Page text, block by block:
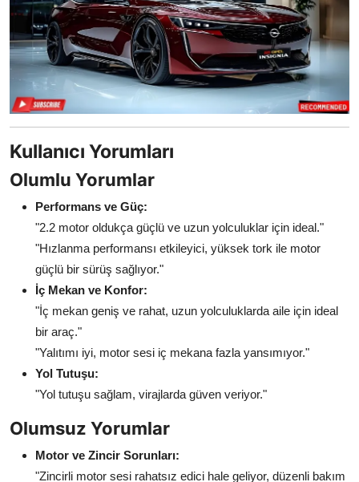
Kullanıcı Yorumları
Olumlu Yorumlar
Performans ve Güç:
"2.2 motor oldukça güçlü ve uzun yolculuklar için ideal."
"Hızlanma performansı etkileyici, yüksek tork ile motor
güçlü bir sürüş sağlıyor."
İç Mekan ve Konfor:
"İç mekan geniş ve rahat, uzun yolculuklarda aile için ideal
bir araç."
"Yalıtımı iyi, motor sesi iç mekana fazla yansımıyor."
Yol Tutuşu:
"Yol tutuşu sağlam, virajlarda güven veriyor."
Olumsuz Yorumlar
Motor ve Zincir Sorunları:
"Zincirli motor sesi rahatsız edici hale geliyor, düzenli bakım